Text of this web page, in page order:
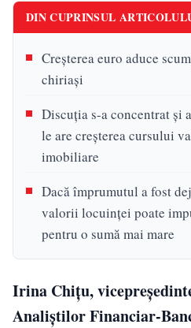
DIN CUPRINSUL
Creșterea euro aduce
chiriași
Discuția s-a concentrat și
le are creșterea cursului
imobiliare
Dacă împrumutul a fost
valorii locuinței poate
pentru o sumă mai mare
Irina Chițu,
Analiștilor Financiar-